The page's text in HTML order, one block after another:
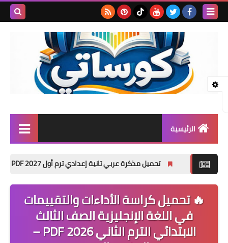
الرئيسية
المرحلة الثانوية
تأسيس حضانة
تحميل مذكرة عربي تانية إعدادي ترم أول 2027 PDF | شرح شامل للأستاذ أكرم مؤمن
🔥 تحميل كراسة الأداءات والتقييمات
في اللغة الإنجليزية الصف الثالث
الابتدائي الترم الثاني 2026 PDF –